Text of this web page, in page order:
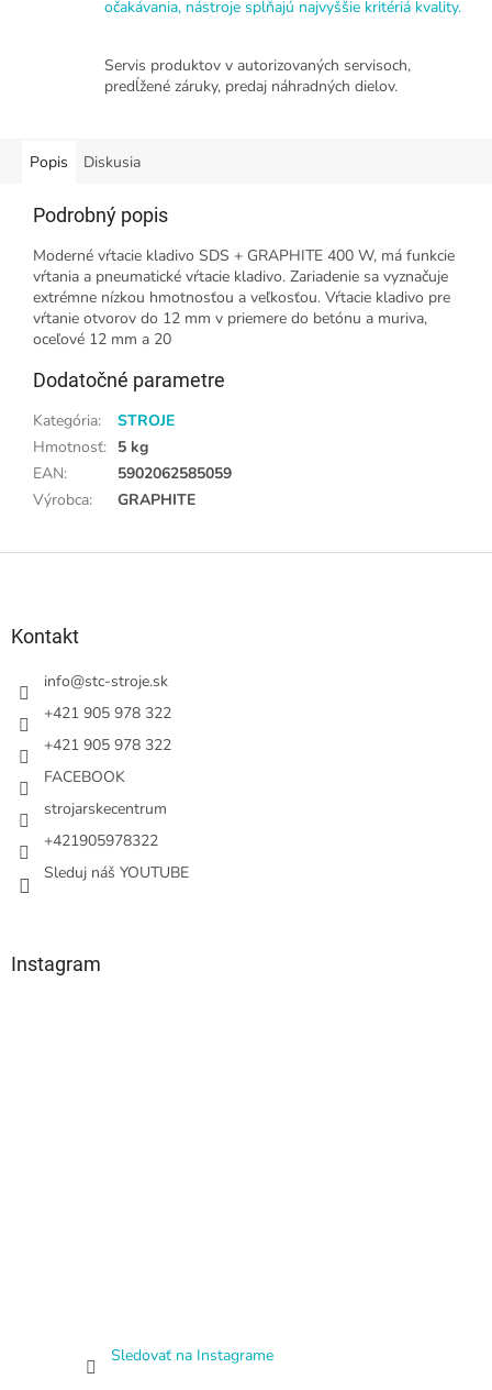
očakávania, nástroje spĺňajú najvyššie kritériá kvality.
Servis produktov v autorizovaných servisoch,
predĺžené záruky, predaj náhradných dielov.
Popis Diskusia
Podrobný popis
Moderné vŕtacie kladivo SDS + GRAPHITE 400 W, má funkcie
vŕtania a pneumatické vŕtacie kladivo. Zariadenie sa vyznačuje
extrémne nízkou hmotnosťou a veľkosťou. Vŕtacie kladivo pre
vŕtanie otvorov do 12 mm v priemere do betónu a muriva,
oceľové 12 mm a 20
Dodatočné parametre
Kategória:
STROJE
Hmotnosť: 5 kg
EAN:
5902062585059
Výrobca: GRAPHITE
Kontakt
info@stc-stroje.sk
+421 905 978 322
+421 905 978 322
FACEBOOK
strojarskecentrum
+421905978322
Sleduj náš YOUTUBE
Instagram
Sledovať na Instagrame